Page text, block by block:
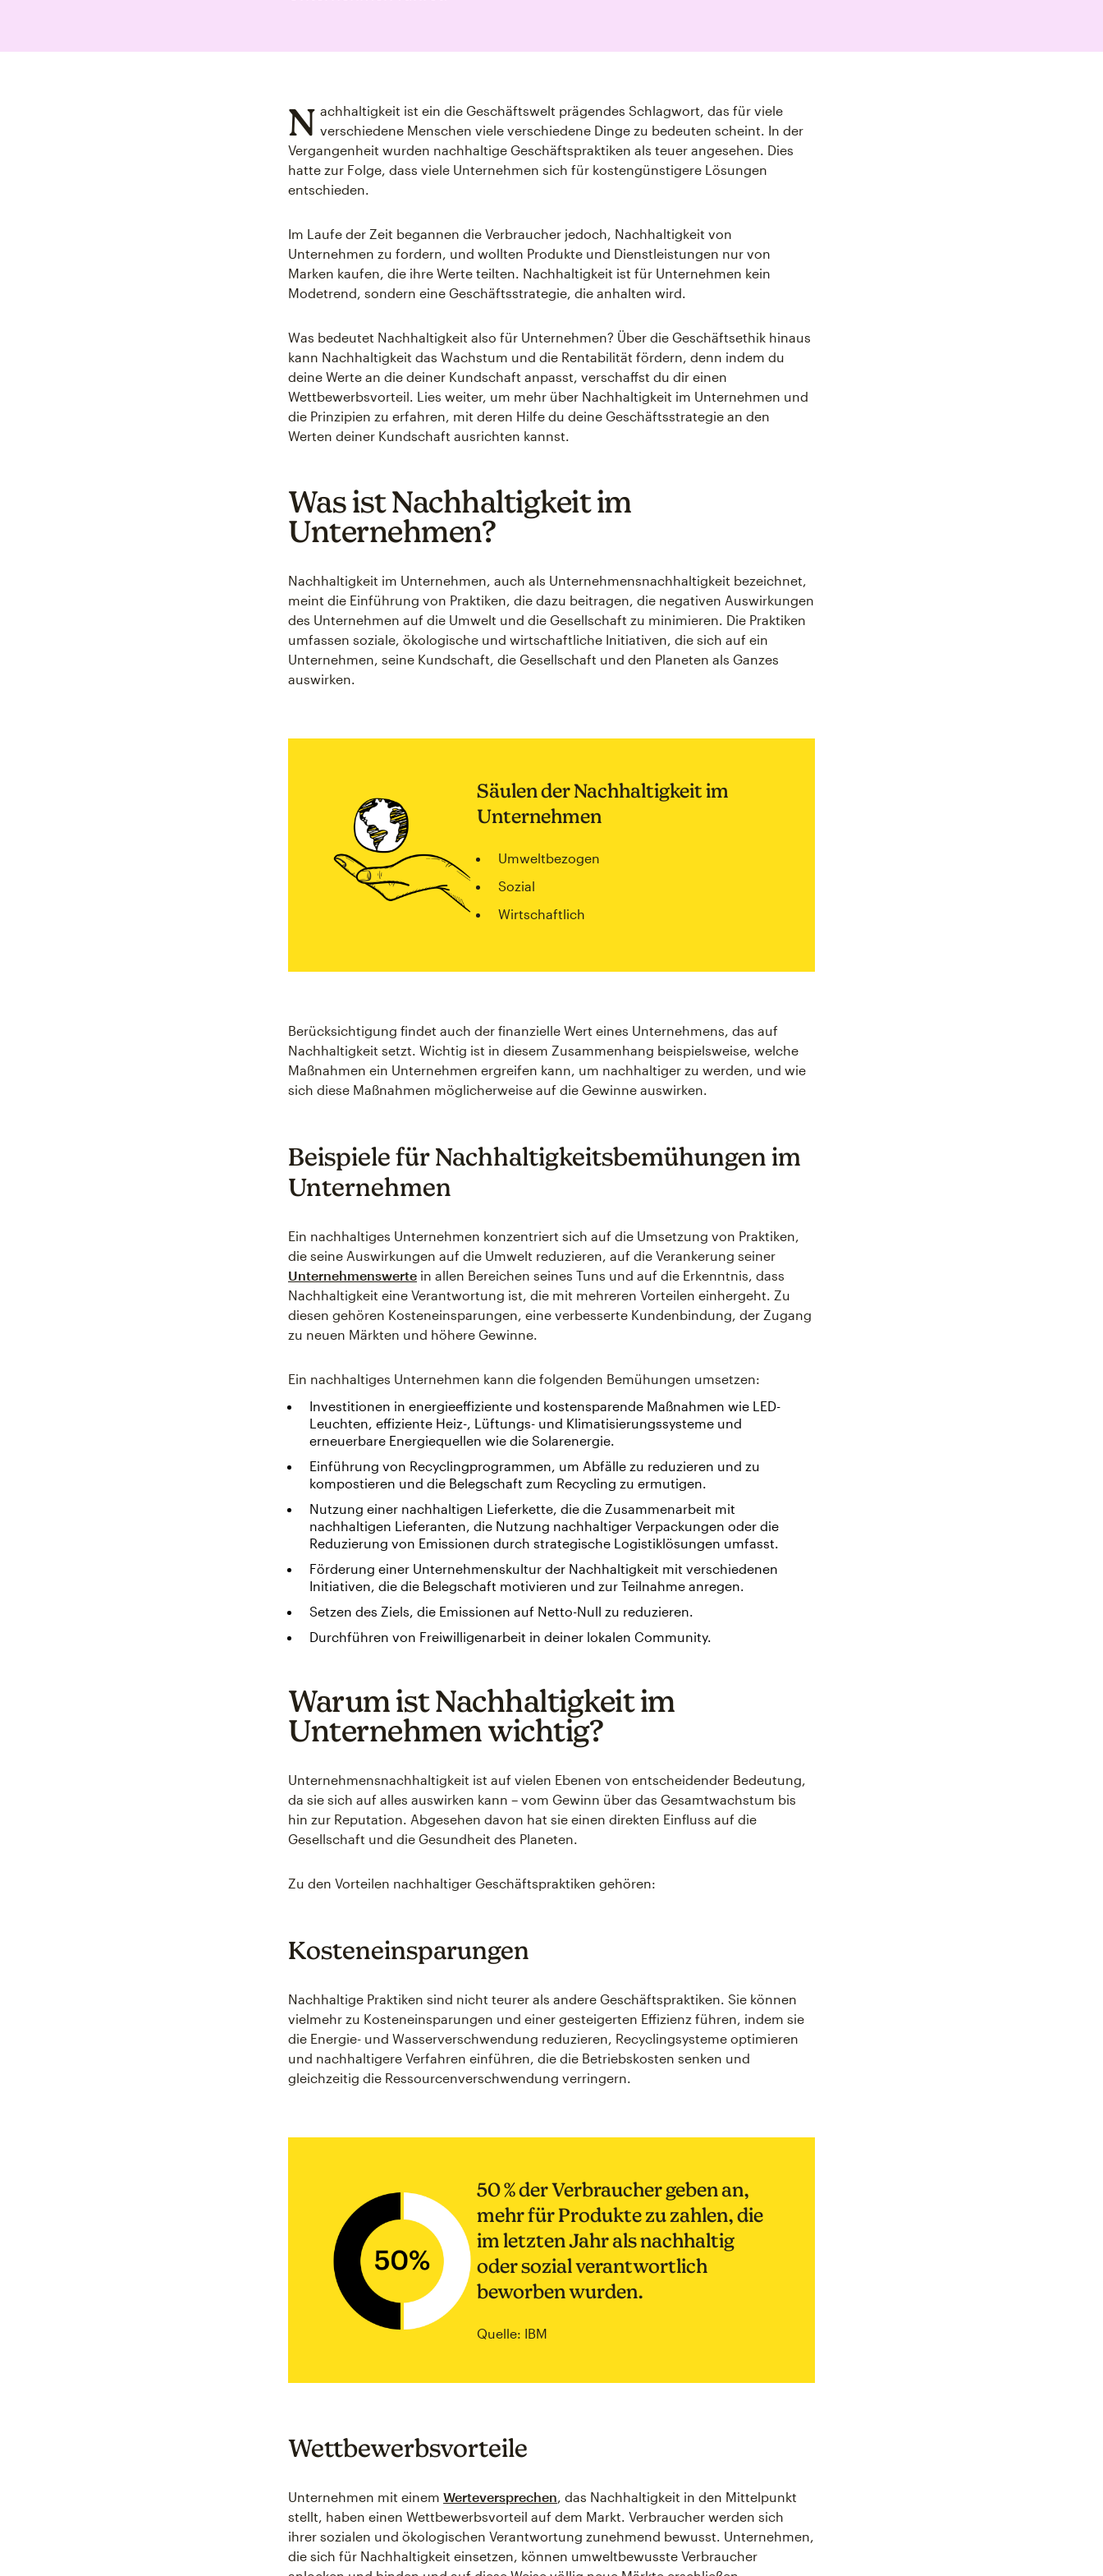
N achhaltigkeit ist ein die Geschäftswelt prägendes Schlagwort, das für viele
verschiedene Menschen viele verschiedene Dinge zu bedeuten scheint. In der
Vergangenheit wurden nachhaltige Geschäftspraktiken als teuer angesehen. Dies
hatte zur Folge, dass viele Unternehmen sich für kostengünstigere Lösungen
entschieden.
Im Laufe der Zeit begannen die Verbraucher jedoch, Nachhaltigkeit von
Unternehmen zu fordern, und wollten Produkte und Dienstleistungen nur von
Marken kaufen, die ihre Werte teilten. Nachhaltigkeit ist für Unternehmen kein
Modetrend, sondern eine Geschäftsstrategie, die anhalten wird.
Was bedeutet Nachhaltigkeit also für Unternehmen? Über die Geschäftsethik hinaus
kann Nachhaltigkeit das Wachstum und die Rentabilität fördern, denn indem du
deine Werte an die deiner Kundschaft anpasst, verschaffst du dir einen
Wettbewerbsvorteil. Lies weiter, um mehr über Nachhaltigkeit im Unternehmen und
die Prinzipien zu erfahren, mit deren Hilfe du deine Geschäftsstrategie an den
Werten deiner Kundschaft ausrichten kannst.
Was ist Nachhaltigkeit im
Unternehmen?
Nachhaltigkeit im Unternehmen, auch als Unternehmensnachhaltigkeit bezeichnet,
meint die Einführung von Praktiken, die dazu beitragen, die negativen Auswirkungen
des Unternehmen auf die Umwelt und die Gesellschaft zu minimieren. Die Praktiken
umfassen soziale, ökologische und wirtschaftliche Initiativen, die sich auf ein
Unternehmen, seine Kundschaft, die Gesellschaft und den Planeten als Ganzes
auswirken.
Säulen der Nachhaltigkeit im
Unternehmen
Umweltbezogen
Sozial
Wirtschaftlich
Berücksichtigung findet auch der finanzielle Wert eines Unternehmens, das auf
Nachhaltigkeit setzt. Wichtig ist in diesem Zusammenhang beispielsweise, welche
Maßnahmen ein Unternehmen ergreifen kann, um nachhaltiger zu werden, und wie
sich diese Maßnahmen möglicherweise auf die Gewinne auswirken.
Beispiele für Nachhaltigkeitsbemühungen im
Unternehmen
Ein nachhaltiges Unternehmen konzentriert sich auf die Umsetzung von Praktiken,
die seine Auswirkungen auf die Umwelt reduzieren, auf die Verankerung seiner
Unternehmenswerte in allen Bereichen seines Tuns und auf die Erkenntnis, dass
Nachhaltigkeit eine Verantwortung ist, die mit mehreren Vorteilen einhergeht. Zu
diesen gehören Kosteneinsparungen, eine verbesserte Kundenbindung, der Zugang
zu neuen Märkten und höhere Gewinne.
Ein nachhaltiges Unternehmen kann die folgenden Bemühungen umsetzen:
Investitionen in energieeffiziente und kostensparende Maßnahmen wie LED-
Leuchten, effiziente Heiz-, Lüftungs- und Klimatisierungssysteme und
erneuerbare Energiequellen wie die Solarenergie.
Einführung von Recyclingprogrammen, um Abfälle zu reduzieren und zu
kompostieren und die Belegschaft zum Recycling zu ermutigen.
Nutzung einer nachhaltigen Lieferkette, die die Zusammenarbeit mit
nachhaltigen Lieferanten, die Nutzung nachhaltiger Verpackungen oder die
Reduzierung von Emissionen durch strategische Logistiklösungen umfasst.
Förderung einer Unternehmenskultur der Nachhaltigkeit mit verschiedenen
Initiativen, die die Belegschaft motivieren und zur Teilnahme anregen.
Setzen des Ziels, die Emissionen auf Netto-Null zu reduzieren.
Durchführen von Freiwilligenarbeit in deiner lokalen Community.
Warum ist Nachhaltigkeit im
Unternehmen wichtig?
Unternehmensnachhaltigkeit ist auf vielen Ebenen von entscheidender Bedeutung,
da sie sich auf alles auswirken kann – vom Gewinn über das Gesamtwachstum bis
hin zur Reputation. Abgesehen davon hat sie einen direkten Einfluss auf die
Gesellschaft und die Gesundheit des Planeten.
Zu den Vorteilen nachhaltiger Geschäftspraktiken gehören:
Kosteneinsparungen
Nachhaltige Praktiken sind nicht teurer als andere Geschäftspraktiken. Sie können
vielmehr zu Kosteneinsparungen und einer gesteigerten Effizienz führen, indem sie
die Energie- und Wasserverschwendung reduzieren, Recyclingsysteme optimieren
und nachhaltigere Verfahren einführen, die die Betriebskosten senken und
gleichzeitig die Ressourcenverschwendung verringern.
50 % der Verbraucher geben an,
mehr für Produkte zu zahlen, die
im letzten Jahr als nachhaltig
oder sozial verantwortlich
beworben wurden.
Quelle: IBM
Wettbewerbsvorteile
Unternehmen mit einem Werteversprechen, das Nachhaltigkeit in den Mittelpunkt
stellt, haben einen Wettbewerbsvorteil auf dem Markt. Verbraucher werden sich
ihrer sozialen und ökologischen Verantwortung zunehmend bewusst. Unternehmen,
die sich für Nachhaltigkeit einsetzen, können umweltbewusste Verbraucher